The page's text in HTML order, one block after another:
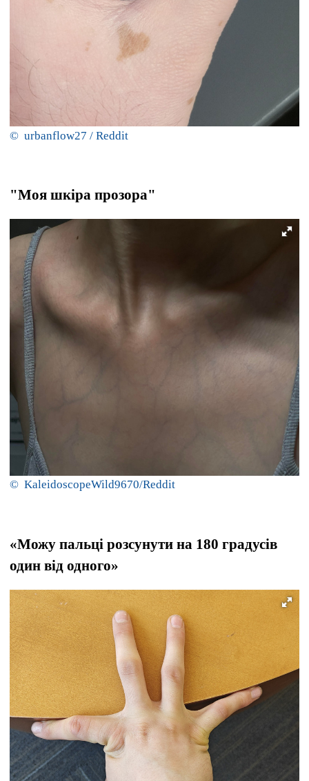
© urbanflow27 / Reddit
"Моя шкіра прозора"
© KaleidoscopeWild9670/Reddit
«Можу пальці розсунути на 180 градусів
один від одного»